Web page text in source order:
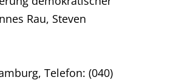
Rau, Steven
Telefon: (040)